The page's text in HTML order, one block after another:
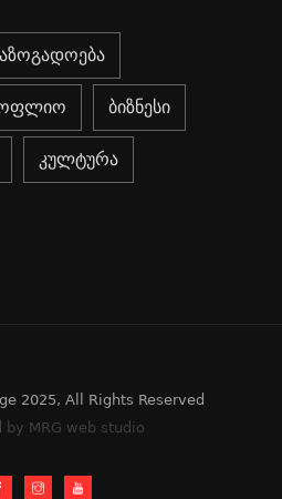
ბიზნესი
კულტურა
2025, All Rights Reserved
by MRG web studio